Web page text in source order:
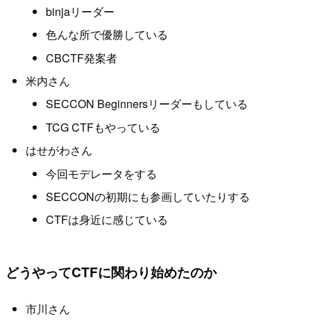
binjaリーダー
色んな所で優勝している
CBCTF発案者
米内さん
SECCON Beginnersリーダーもしている
TCG CTFもやっている
はせがわさん
今回モデレータをする
SECCONの初期にも参画していたりする
CTFは身近に感じている
どうやってCTFに関わり始めたのか
市川さん